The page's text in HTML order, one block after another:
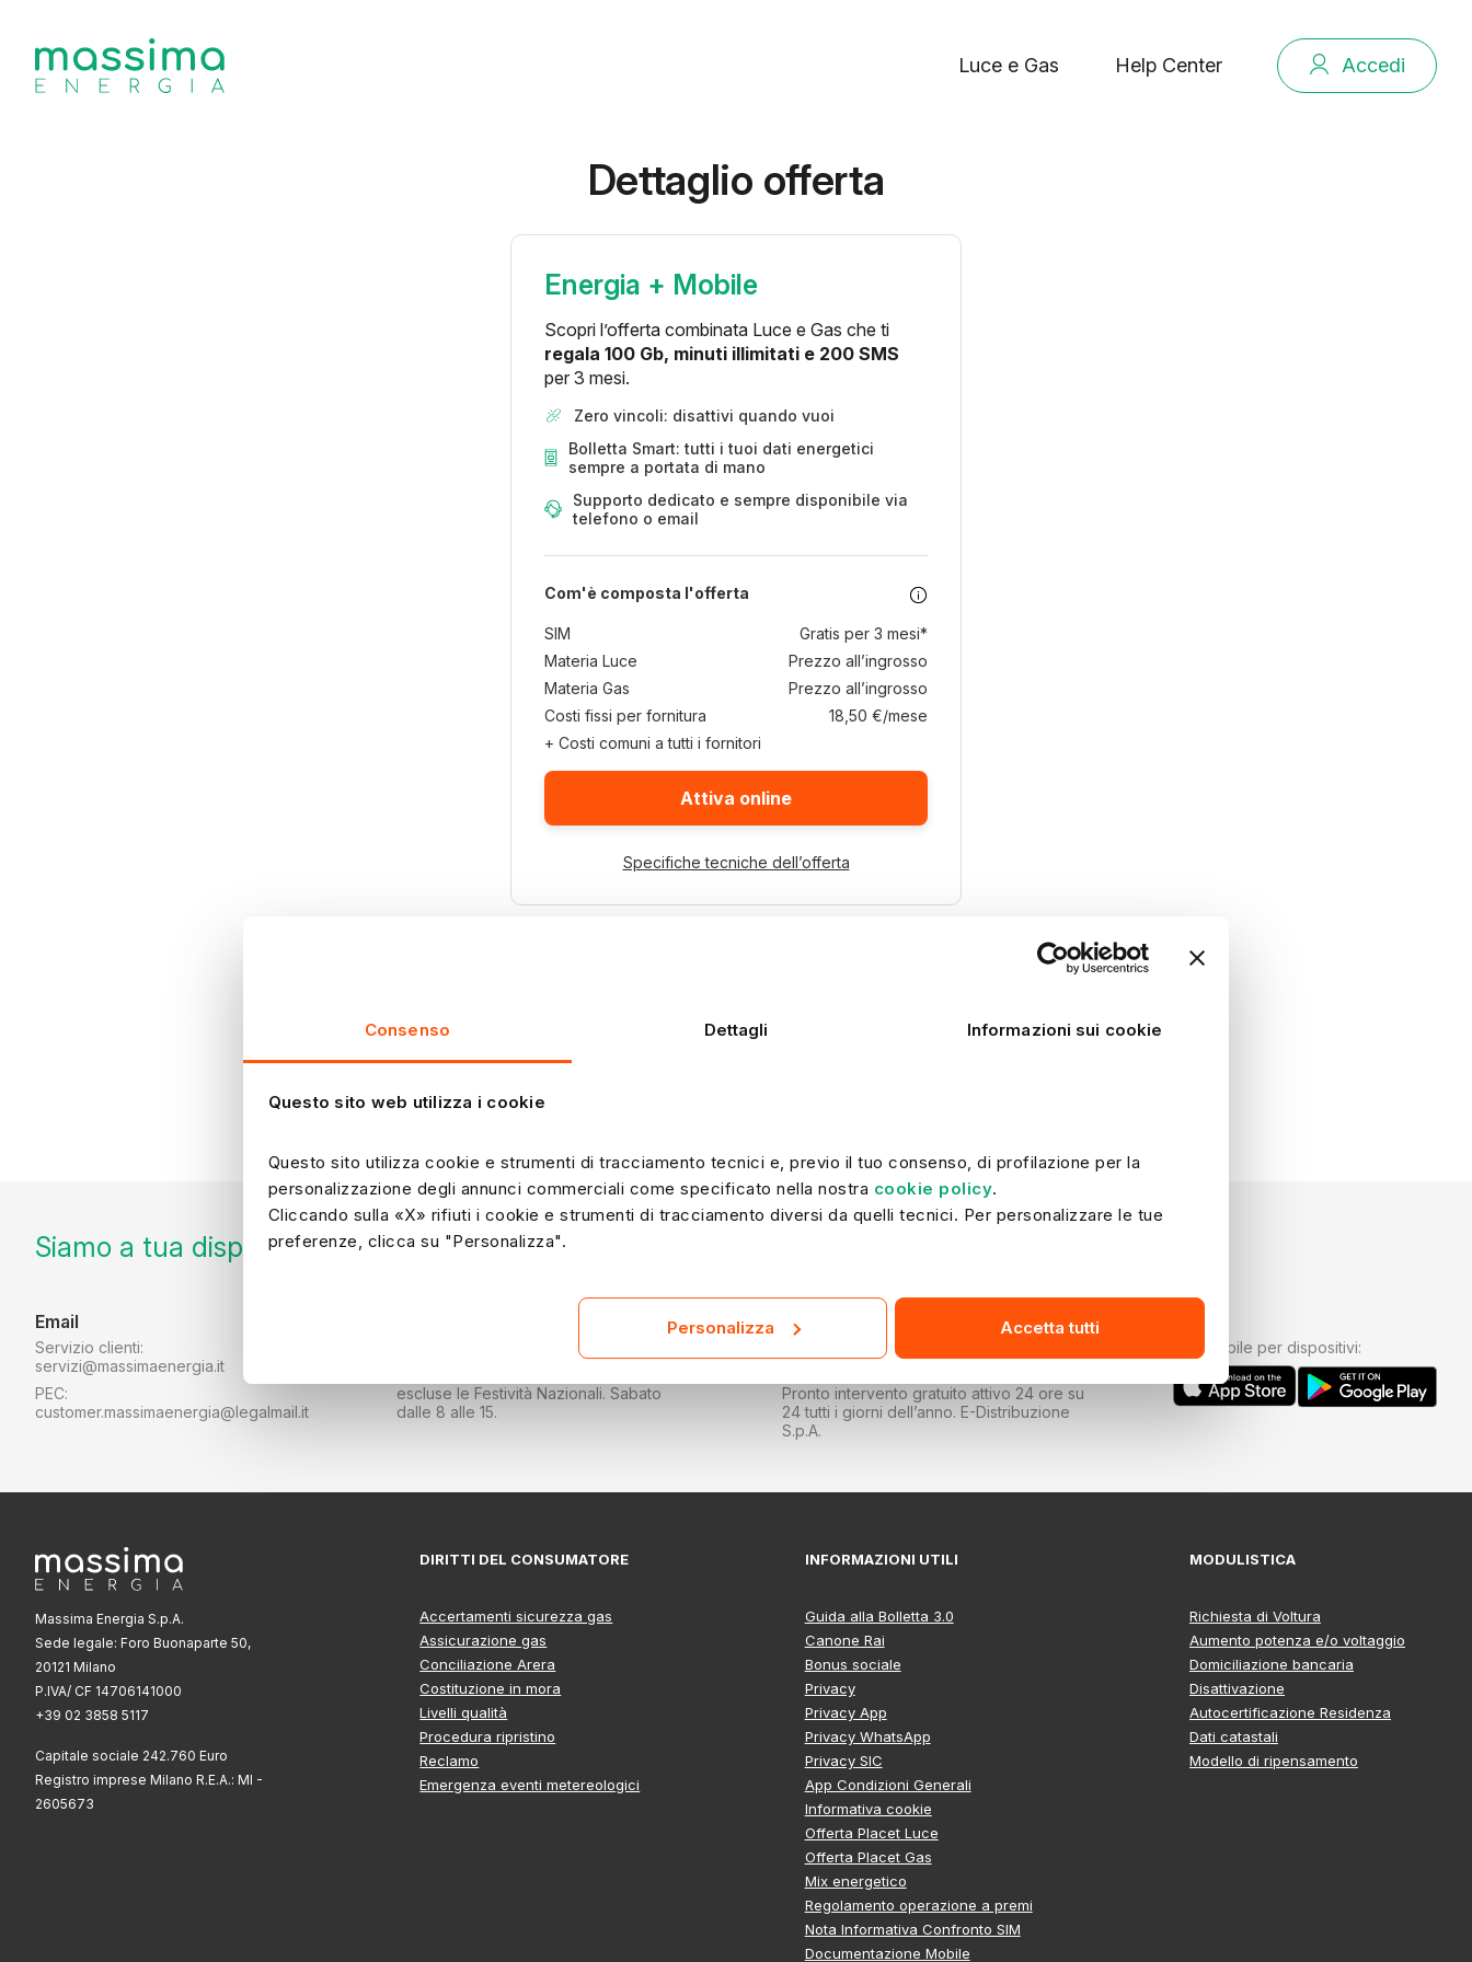
Consenso Dettagli Informazioni sui cookie
Questo sito web utilizza i cookie
Questo sito utilizza cookie e strumenti di tracciamento tecnici e, previo il tuo consenso, di profilazione per la
personalizzazione degli annunci commerciali come specificato nella nostra cookie policy.
Cliccando sulla «X» rifiuti i cookie e strumenti di tracciamento diversi da quelli tecnici. Per personalizzare le tue
preferenze, clicca su "Personalizza".
Personalizza Accetta tutti
Luce e Gas Help Center Accedi
Dettaglio offerta
Energia + Mobile
Scopri l’offerta combinata Luce e Gas che ti
regala 100 Gb, minuti illimitati e 200 SMS
per 3 mesi.
Zero vincoli: disattivi quando vuoi
Bolletta Smart: tutti i tuoi dati energetici
sempre a portata di mano
Supporto dedicato e sempre disponibile via
telefono o email
Com'è composta l'offerta
SIM
Gratis per 3 mesi*
Materia Luce
Prezzo all’ingrosso
Materia Gas
Prezzo all’ingrosso
Costi fissi per fornitura
18,50 €/mese
+ Costi comuni a tutti i fornitori
Attiva online
Specifiche tecniche dell’offerta
Siamo a tua disposizione per qualsiasi richiesta di informazione, puoi contattarci tramite:
Email
Servizio clienti:
servizi@massimaenergia.it
PEC:
customer.massimaenergia@legalmail.it
escluse le Festività Nazionali. Sabato
dalle 8 alle 15.
In caso di guasti o emergenze
Trovi il numero nella sezione "Contatti
Pronto intervento gratuito attivo 24 ore su
24 tutti i giorni dell’anno. E-Distribuzione
S.p.A.
Disponibile per dispositivi:
Massima Energia S.p.A.
Sede legale: Foro Buonaparte 50,
20121 Milano
P.IVA/ CF 14706141000
+39 02 3858 5117
Capitale sociale 242.760 Euro
Registro imprese Milano R.E.A.: MI -
2605673
DIRITTI DEL CONSUMATORE
Accertamenti sicurezza gas
Assicurazione gas
Conciliazione Arera
Costituzione in mora
Livelli qualità
Procedura ripristino
Reclamo
Emergenza eventi metereologici
INFORMAZIONI UTILI
Guida alla Bolletta 3.0
Canone Rai
Bonus sociale
Privacy
Privacy App
Privacy WhatsApp
Privacy SIC
App Condizioni Generali
Informativa cookie
Offerta Placet Luce
Offerta Placet Gas
Mix energetico
Regolamento operazione a premi
Nota Informativa Confronto SIM
Documentazione Mobile
MODULISTICA
Richiesta di Voltura
Aumento potenza e/o voltaggio
Domiciliazione bancaria
Disattivazione
Autocertificazione Residenza
Dati catastali
Modello di ripensamento